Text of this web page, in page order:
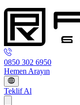
0850 302 6950
Hemen Arayın
Teklif Al